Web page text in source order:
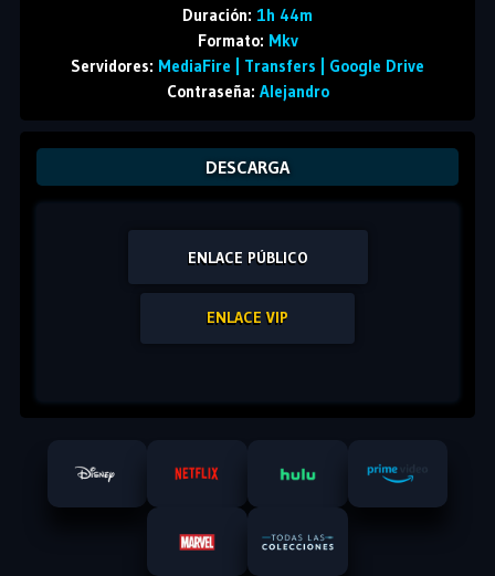
Duración: 1h 44m
Formato: Mkv
Servidores: MediaFire | Transfers | Google Drive
Contraseña: Alejandro
DESCARGA
ENLACE PÚBLICO
ENLACE VIP